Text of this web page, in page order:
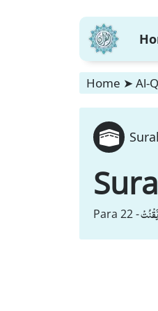
Home ➤ Al-
Para 22 -